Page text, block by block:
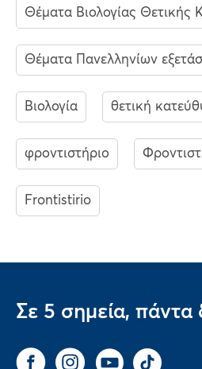
Θέματα Βιολογίας Θετικής
Θέματα Πανελληνίων
Βιολογία θετική
φροντιστήριο
Frontistirio
Σε 5 σημεία, πάντα